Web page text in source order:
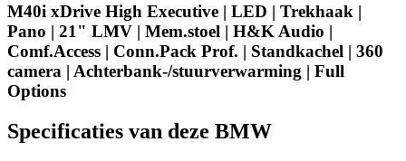
M40i xDrive High Executive | LED | Trekhaak |
Pano | 21" LMV | Mem.stoel | H&K Audio |
Comf.Access | Conn.Pack Prof. | Standkachel | 360
camera | Achterbank-/stuurverwarming | Full
Options
Specificaties van deze BMW